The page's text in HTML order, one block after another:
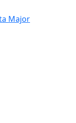
Major